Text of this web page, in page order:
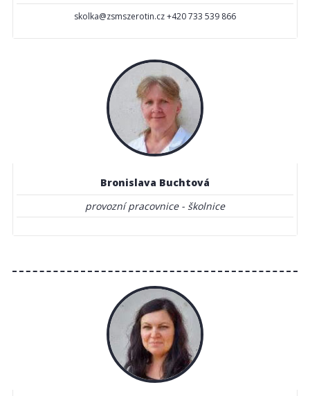
skolka@zsmszerotin.cz +420 733 539 866
Bronislava Buchtová
provozní pracovnice - školnice